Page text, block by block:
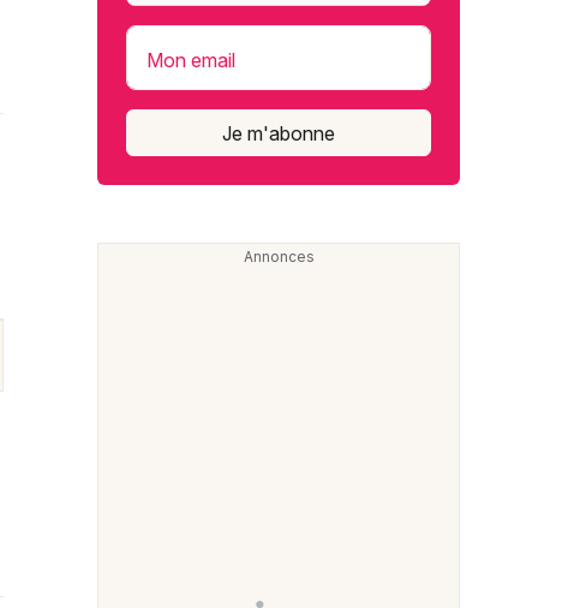
Mon email
Je m'abonne